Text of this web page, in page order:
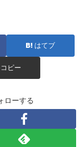
はてブ
コピー
ローする